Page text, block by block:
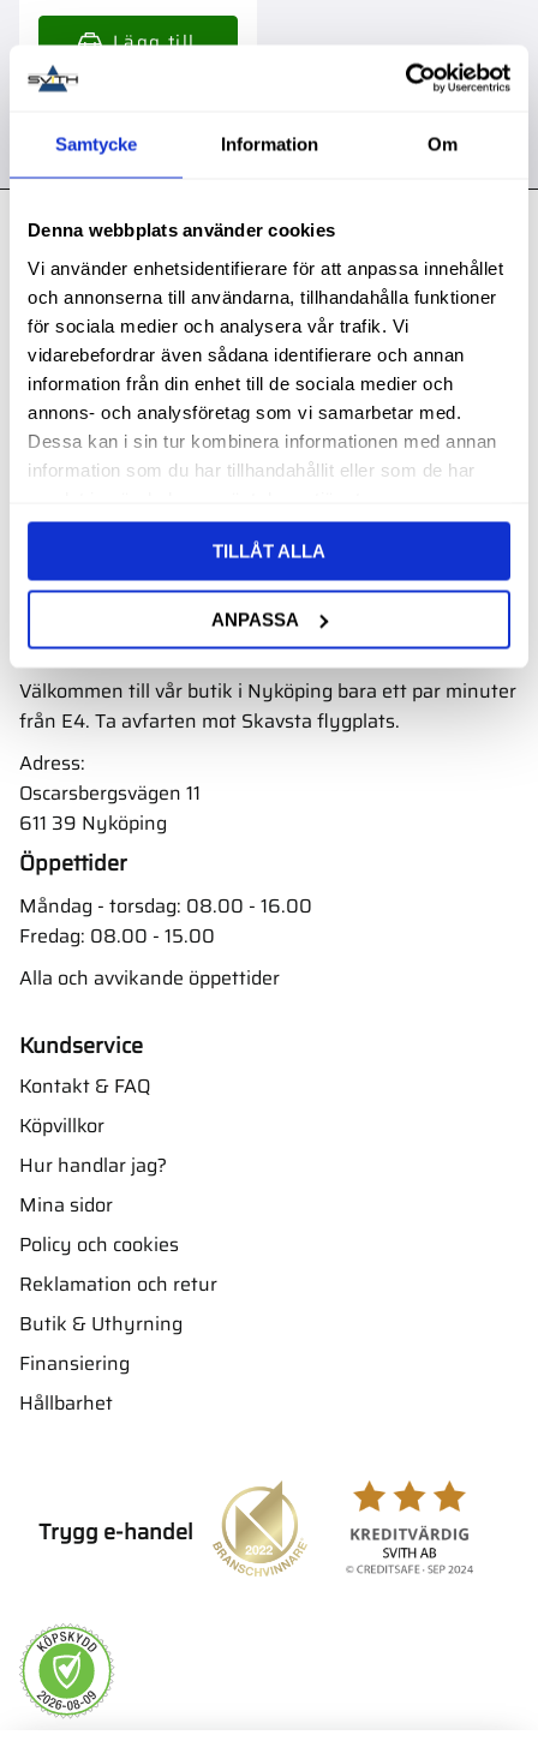
Samtycke Information Om
Denna webbplats använder cookies
Vi använder enhetsidentifierare för att anpassa innehållet
och annonserna till användarna, tillhandahålla funktioner
för sociala medier och analysera vår trafik. Vi
vidarebefordrar även sådana identifierare och annan
information från din enhet till de sociala medier och
annons- och analysföretag som vi samarbetar med.
Dessa kan i sin tur kombinera informationen med annan
information som du har tillhandahållit eller som de har
TILLÅT ALLA
ANPASSA
Kontakt
Svith AB
Telefon:0155-332 05
E-post:order@svith.se
Oscarsbergsvägen 11
611 39 Nyköping
Org.nr: 559106-6112
Följ oss
Butik
Välkommen till vår butik i Nyköping bara ett par minuter
från E4. Ta avfarten mot Skavsta flygplats.
Adress:
Oscarsbergsvägen 11
611 39 Nyköping
Öppettider
Måndag - torsdag: 08.00 - 16.00
Fredag: 08.00 - 15.00
Alla och avvikande öppettider
Kundservice
Kontakt & FAQ
Köpvillkor
Hur handlar jag?
Mina sidor
Policy och cookies
Reklamation och retur
Butik & Uthyrning
Finansiering
Hållbarhet
Trygg e-handel